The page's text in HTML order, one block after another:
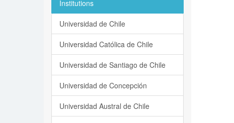
Institutions
Universidad de Chile
Universidad Católica de Chile
Universidad de Santiago de Chile
Universidad de Concepción
Universidad Austral de Chile